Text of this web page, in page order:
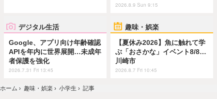
2026.8.9 Sun 9:15
デジタル生活
Google、アプリ向け年齢確認
APIを年内に世界展開…未成年
者保護を強化
2026.7.31 Fri 13:45
趣味・娯楽
【夏休み2026】魚に触れて学
ぶ「おさかな」イベント8/8…
川崎市
2026.8.7 Fri 10:45
ホーム › 趣味・娯楽 › 小学生 › 記事